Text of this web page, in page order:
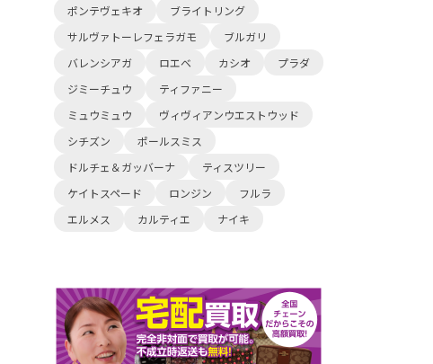
ポンテヴェキオ
ブライトリング
サルヴァトーレフェラガモ
ブルガリ
バレンシアガ
ロエベ カシオ
プラダ
ジミーチュウ
ティファニー
ミュウミュウ
ヴィヴィアンウエストウッド
シチズン
ポールスミス
ドルチェ＆ガッバーナ
ティスツリー
ケイトスペード
ロンジン
フルラ
エルメス
カルティエ ナイキ